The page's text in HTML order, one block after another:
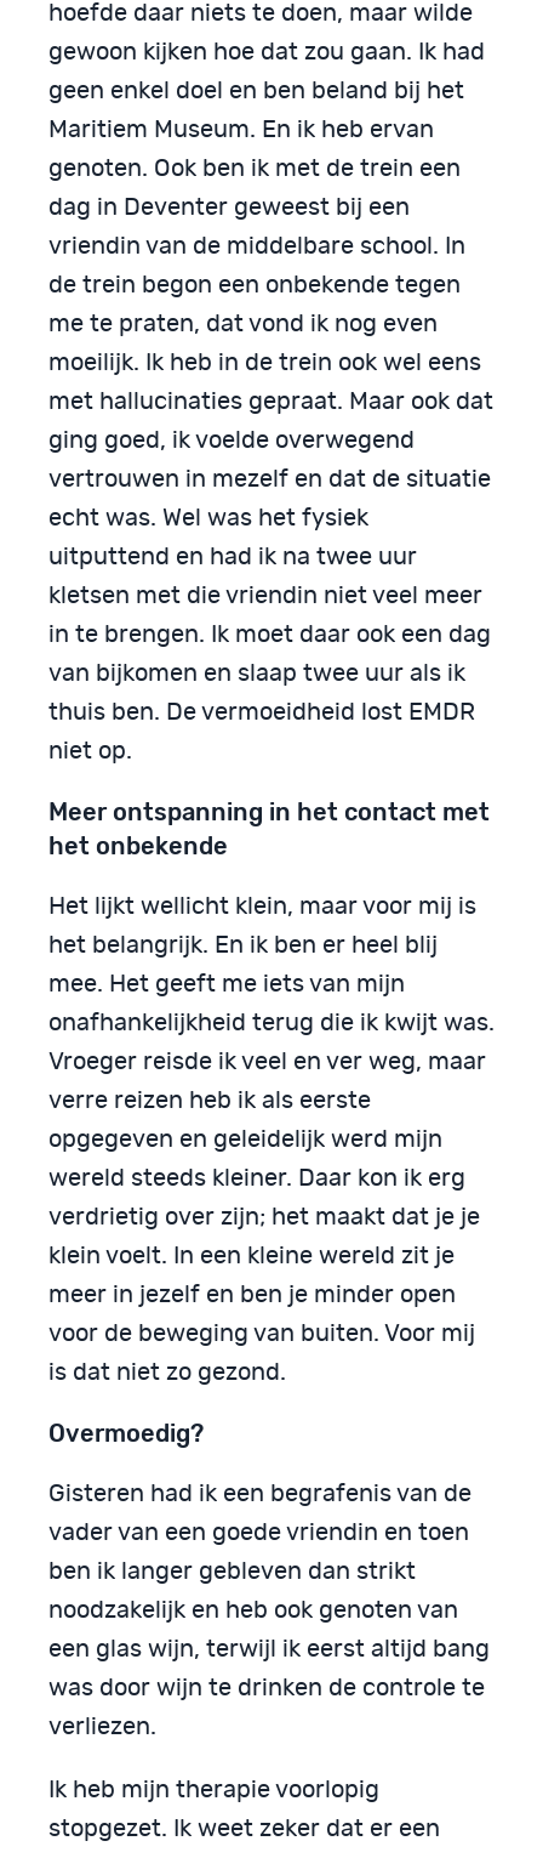
hoefde daar niets te doen, maar wilde
gewoon kijken hoe dat zou gaan. Ik had
geen enkel doel en ben beland bij het
Maritiem Museum. En ik heb ervan
genoten. Ook ben ik met de trein een
dag in Deventer geweest bij een
vriendin van de middelbare school. In
de trein begon een onbekende tegen
me te praten, dat vond ik nog even
moeilijk. Ik heb in de trein ook wel eens
met hallucinaties gepraat. Maar ook dat
ging goed, ik voelde overwegend
vertrouwen in mezelf en dat de situatie
echt was. Wel was het fysiek
uitputtend en had ik na twee uur
kletsen met die vriendin niet veel meer
in te brengen. Ik moet daar ook een dag
van bijkomen en slaap twee uur als ik
thuis ben. De vermoeidheid lost EMDR
niet op.
Meer ontspanning in het contact met
het onbekende
Het lijkt wellicht klein, maar voor mij is
het belangrijk. En ik ben er heel blij
mee. Het geeft me iets van mijn
onafhankelijkheid terug die ik kwijt was.
Vroeger reisde ik veel en ver weg, maar
verre reizen heb ik als eerste
opgegeven en geleidelijk werd mijn
wereld steeds kleiner. Daar kon ik erg
verdrietig over zijn; het maakt dat je je
klein voelt. In een kleine wereld zit je
meer in jezelf en ben je minder open
voor de beweging van buiten. Voor mij
is dat niet zo gezond.
Overmoedig?
Gisteren had ik een begrafenis van de
vader van een goede vriendin en toen
ben ik langer gebleven dan strikt
noodzakelijk en heb ook genoten van
een glas wijn, terwijl ik eerst altijd bang
was door wijn te drinken de controle te
verliezen.
Ik heb mijn therapie voorlopig
stopgezet. Ik weet zeker dat er een